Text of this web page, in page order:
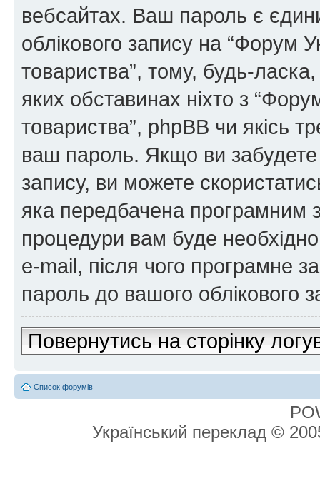
вебсайтах. Ваш пароль є
облікового запису на “Форум
товариства”, тому, будь-
яких обставинах ніхто з
товариства”, phpBB чи якісь
ваш пароль. Якщо ви
запису, ви можете
яка передбачена програмним
процедури вам буде
e-mail, після чого програмне
пароль до вашого облікового
Повернутись на сторінку
Список форумів
Український переклад ©